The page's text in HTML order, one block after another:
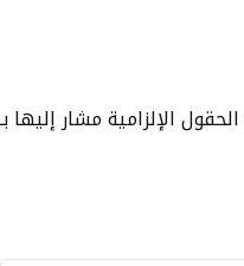
الحقول الإلزامية مشار إليها بـ